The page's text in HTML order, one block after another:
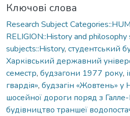
Ключові слова
Research Subject
RELIGION::History and
subjects::History, студентський
Харківський державний
семестр, будзагони 1977 року,
гвардія», будзагін «Жовтень»
шосейної дороги поряд з
будівництво траншеї